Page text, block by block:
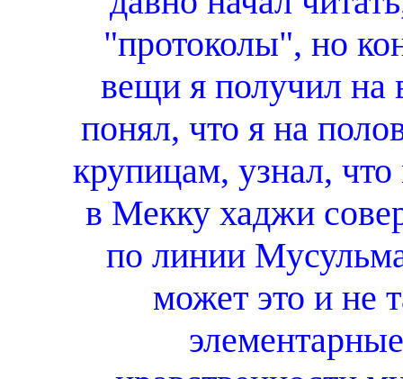
"протоколы", но
вещи я получил на
понял, что я на
крупицам, узнал,
в Мекку хаджи
по линии
может это и не